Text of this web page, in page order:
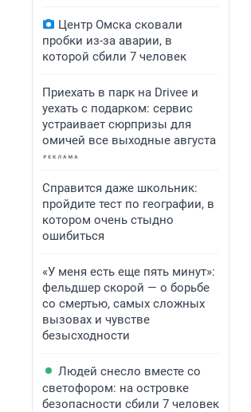
Центр Омска сковали
пробки из-за аварии, в
которой сбили 7 человек
Приехать в парк на Drivee и
уехать с подарком: сервис
устраивает сюрпризы для
омичей все выходные августа
Справится даже школьник:
пройдите тест по географии, в
котором очень стыдно
ошибиться
«У меня есть еще пять минут»:
фельдшер скорой — о борьбе
со смертью, самых сложных
вызовах и чувстве
безысходности
Людей снесло вместе со
светофором: на островке
безопасности сбили 7 человек